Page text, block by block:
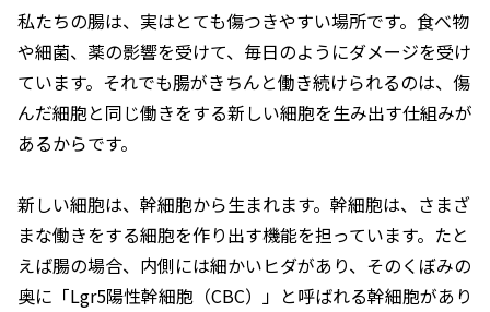
私たちの腸は、実はとても傷つきやすい場所です。食べ物
や細菌、薬の影響を受けて、毎日のようにダメージを受け
ています。それでも腸がきちんと働き続けられるのは、傷
んだ細胞と同じ働きをする新しい細胞を生み出す仕組みが
あるからです。
新しい細胞は、幹細胞から生まれます。幹細胞は、さまざ
まな働きをする細胞を作り出す機能を担っています。たと
えば腸の場合、内側には細かいヒダがあり、そのくぼみの
奥に「Lgr5陽性幹細胞（CBC）」と呼ばれる幹細胞があり